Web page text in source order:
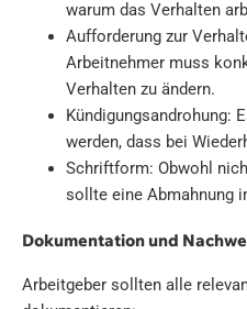
warum das Verhalten
Aufforderung zur
Arbeitnehmer muss
Verhalten zu ändern.
Kündigungsandrohung:
werden, dass bei
Schriftform: Obwohl
sollte eine Abmahnung
Dokumentation und
Arbeitgeber sollten alle